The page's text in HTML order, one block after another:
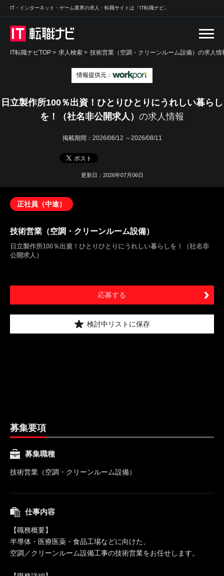
IT・インターネット・ゲーム業界の求人・転職サイトは「IT転職ナビ」
IT転職ナビTOP > 求人検索 > 技術営業（空調・クリーンルーム設備）の求人情
情報提供元：
日立製作所100％出資！ひとりひとりにうれしい暮らし
を！（社名非公開求人） の求人情報
掲載期間： 2026/06/12 ～2026/08/11
更新日：2026年07月06日
正社員（中途）
技術営業（空調・クリーンルーム設備）
日立製作所100％出資！ひとりひとりにうれしい暮らしを！（社名非
公開求人）
応募する
検討中リストに保存
募集要項
募集職種
技術営業（空調・クリーンルーム設備）
仕事内容
【職務概要】
半導体・医療医薬・食品工場などに向けた、
空調／クリーンルーム設備工事の技術営業をお任せします。